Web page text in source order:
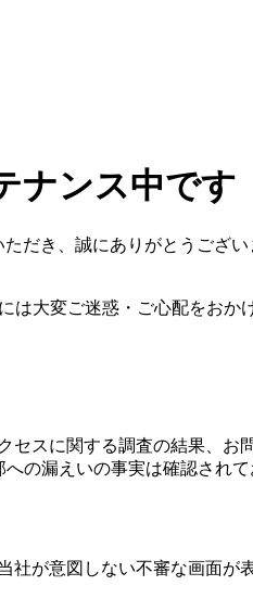
ナンス中です
だき、誠にありがとうござ
は大変ご迷惑・ご心配をお
セスに関する調査の結果、
の漏えいの事実は確認され
社が意図しない不審な画面